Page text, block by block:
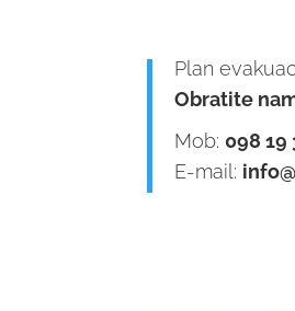
Plan
Obratite
Mob: 098 19
E-mail: